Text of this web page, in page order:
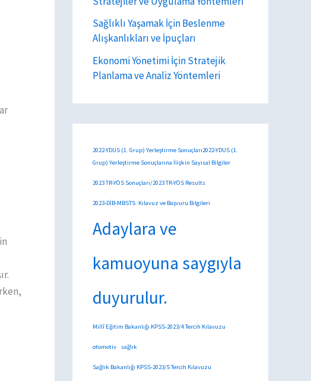
Sağlıklı Yaşamak İçin Beslenme
Alışkanlıkları ve İpuçları
Ekonomi Yönetimi İçin Stratejik
Planlama ve Analiz Yöntemleri
2022-YDUS (1. Grup) Yerleştirme Sonuçları2022-YDUS (1.
Grup) Yerleştirme Sonuçlarına İlişkin Sayısal Bilgiler
2023 TR-YÖS Sonuçları/2023 TR-YÖS Results
2023-DİB-MBSTS: Kılavuz ve Başvuru Bilgileri
Adaylara ve
kamuoyuna saygıyla
duyurulur.
Millî Eğitim Bakanlığı KPSS-2023/4 Tercih Kılavuzu
otomotiv sağlık
Sağlık Bakanlığı KPSS-2023/5 Tercih Kılavuzu